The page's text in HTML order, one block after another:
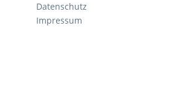
Datenschutz
Impressum